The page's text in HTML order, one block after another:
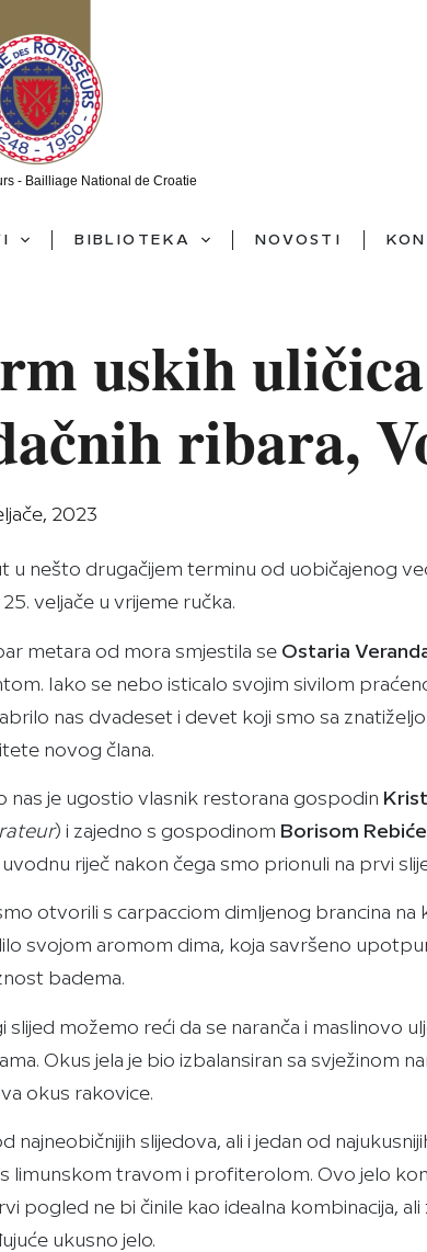
- Bailliage National de Croatie
BIBLIOTEKA NOVOSTI
uskih
ribara,
2023
u nešto drugačijem terminu od uobičajenog
veljače u vrijeme ručka.
metara od mora smjestila se Ostaria
Iako se nebo isticalo svojim sivilom
nas dvadeset i devet koji smo sa
novog člana.
nas je ugostio vlasnik restorana gospodin
) i zajedno s gospodinom Borisom
riječ nakon čega smo prionuli na prvi
otvorili s carpacciom dimljenog brancina na
svojom aromom dima, koja savršeno
badema.
slijed možemo reći da se naranča i maslinovo
Okus jela je bio izbalansiran sa svježinom
okus rakovice.
najneobičnijih slijedova, ali i jedan od
limunskom travom i profiterolom. Ovo jelo
pogled ne bi činile kao idealna kombinacija,
ukusno jelo.